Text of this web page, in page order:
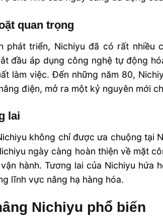
quan trọng
phát triển, Nichiyu đã có rất nhiều
đầu áp dụng công nghệ tự động
làm việc. Đến những năm 80,
điện, mở ra một kỷ nguyên mới
lai
không chỉ được ưa chuộng tại
ngày càng hoàn thiện về mặt
hành. Tương lai của Nichiyu hứa
lĩnh vực nâng hạ hàng hóa.
Nichiyu phổ biến